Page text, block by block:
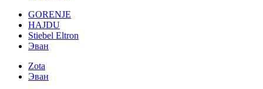
GORENJE
HAJDU
Stiebel Eltron
Эван
Zota
Эван